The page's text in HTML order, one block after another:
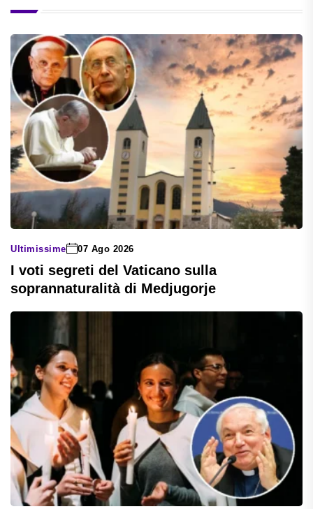
Ultimissime 07 Ago 2026
I voti segreti del Vaticano sulla
soprannaturalità di Medjugorje